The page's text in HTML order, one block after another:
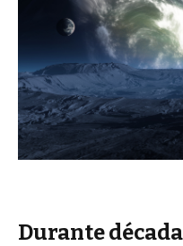
Durante